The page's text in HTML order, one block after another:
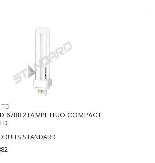
67882 LAMPE FLUO COMPACT
STANDARD